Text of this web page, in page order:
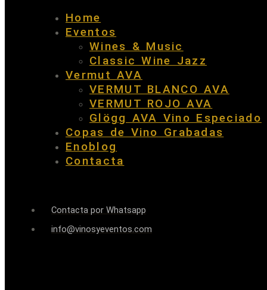
Home
Eventos
Wines & Music
Classic Wine Jazz
Vermut AVA
VERMUT BLANCO AVA
VERMUT ROJO AVA
Glögg AVA Vino Especiado
Copas de Vino Grabadas
Enoblog
Contacta
Contacta por Whatsapp
info@vinosyeventos.com